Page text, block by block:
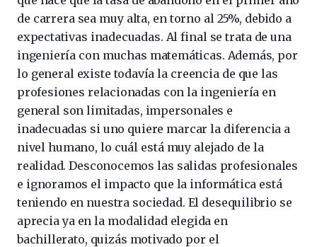
de carrera sea muy alta, en torno al 25%, debido a
expectativas inadecuadas. Al final se trata de una
ingeniería con muchas matemáticas. Además, por
lo general existe todavía la creencia de que las
profesiones relacionadas con la ingeniería en
general son limitadas, impersonales e
inadecuadas si uno quiere marcar la diferencia a
nivel humano, lo cuál está muy alejado de la
realidad. Desconocemos las salidas profesionales
e ignoramos el impacto que la informática está
teniendo en nuestra sociedad. El desequilibrio se
aprecia ya en la modalidad elegida en
bachillerato, quizás motivado por el